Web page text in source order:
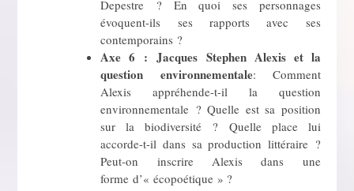
Depestre ? En quoi ses personnages
évoquent-ils ses rapports avec ses
contemporains ?
Axe 6 : Jacques Stephen Alexis et la
question environnementale: Comment
Alexis appréhende-t-il la question
environnementale ? Quelle est sa position
sur la biodiversité ? Quelle place lui
accorde-t-il dans sa production littéraire ?
Peut-on inscrire Alexis dans une
forme d’« écopoétique » ?